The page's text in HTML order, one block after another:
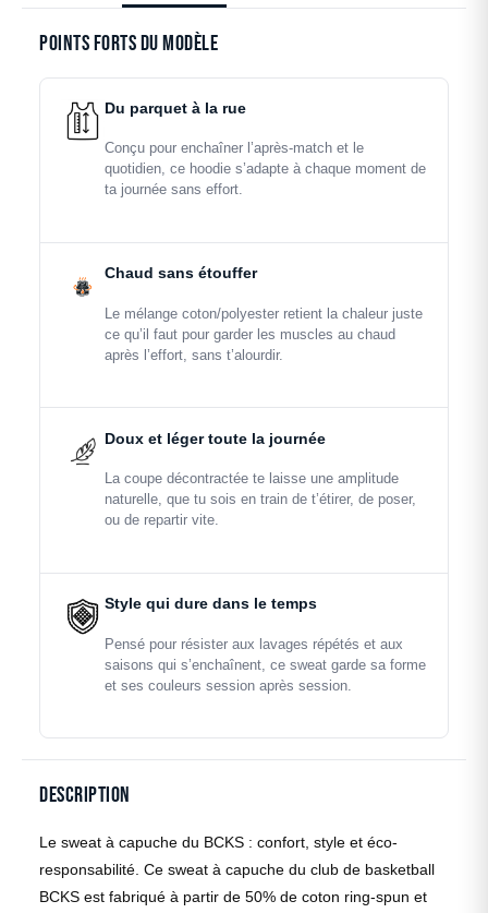
Points forts du modèle
Du parquet à la rue
Conçu pour enchaîner l’après-match et le
quotidien, ce hoodie s’adapte à chaque moment de
ta journée sans effort.
Chaud sans étouffer
Le mélange coton/polyester retient la chaleur juste
ce qu’il faut pour garder les muscles au chaud
après l’effort, sans t’alourdir.
Doux et léger toute la journée
La coupe décontractée te laisse une amplitude
naturelle, que tu sois en train de t’étirer, de poser,
ou de repartir vite.
Style qui dure dans le temps
Pensé pour résister aux lavages répétés et aux
saisons qui s’enchaînent, ce sweat garde sa forme
et ses couleurs session après session.
Description
Le sweat à capuche du BCKS : confort, style et éco-
responsabilité. Ce sweat à capuche du club de basketball
BCKS est fabriqué à partir de 50% de coton ring-spun et